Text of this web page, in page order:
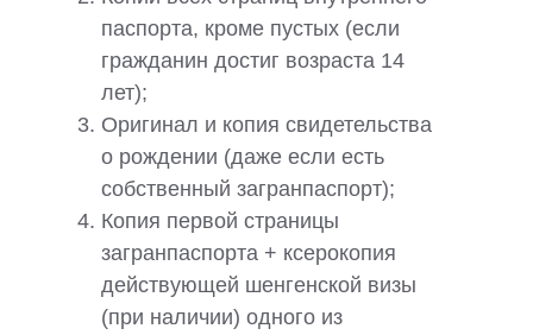
паспорта, кроме пустых (если
гражданин достиг возраста 14
лет);
Оригинал и копия свидетельства
о рождении (даже если есть
собственный загранпаспорт);
Копия первой страницы
загранпаспорта + ксерокопия
действующей шенгенской визы
(при наличии) одного из